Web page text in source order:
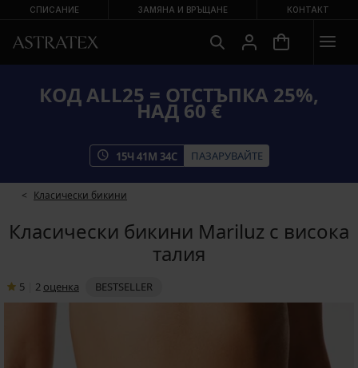
СПИСАНИЕ ЗАМЯНА И ВРЪЩАНЕ КОНТАКТ
КОД ALL25 = ОТСТЪПКА 25%,
НАД 60 €
15Ч 41М 33С ПАЗАРУВАЙТЕ
Класически бикини
Класически бикини Mariluz с висока
талия
5 2 oценка BESTSELLER